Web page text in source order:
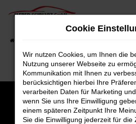
Zum
Cookie
Wir nutzen Cookies, um Ihnen die
Nutzung unserer Webseite zu
Kommunikation mit Ihnen zu
berücksichtigen hierbei Ihre
verarbeiten Daten für Marketing
wenn Sie uns Ihre Einwilligung
einem späteren Zeitpunkt Ihre
Sie die Einwilligung jederzeit für die